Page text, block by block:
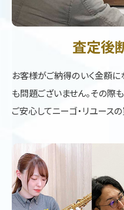
査定後
お客様がご納得のいく金額
も問題ございません。その際
ご安心してニーゴ・リユース